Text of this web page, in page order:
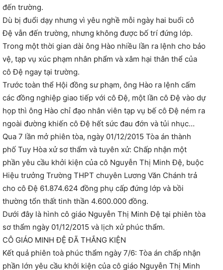
đến trường.
Dù bị đuổi dạy nhưng vì yêu nghề mỗi ngày hai buổi cô
Đệ vẫn đến trường, nhưng không được bố trí đứng lớp.
Trong một thời gian dài ông Hào nhiều lần ra lệnh cho bảo
vệ, tạp vụ xúc phạm nhân phẩm và xâm hại thân thể của
cô Đệ ngay tại trường.
Trước toàn thể Hội đồng sư phạm, ông Hào ra lệnh cấm
các đồng nghiệp giao tiếp với cô Đệ, một lần cô Đệ vào dự
họp thì ông Hào chỉ đạo nhân viên tạp vụ bế cô Đệ ném ra
ngoài đường khiến cô Đệ hết sức đau đớn và tủi nhục…
Qua 7 lần mở phiên tòa, ngày 01/12/2015 Tòa án thành
phố Tuy Hòa xử sơ thẩm và tuyên xử: Chấp nhận một
phần yêu cầu khởi kiện của cô Nguyễn Thị Minh Đệ, buộc
Hiệu trưởng Trường THPT chuyên Lương Văn Chánh trả
cho cô Đệ 61.874.624 đồng phụ cấp đứng lớp và bồi
thường tổn thất tinh thần 4.600.000 đồng.
Dưới đây là hình cô giáo Nguyễn Thị Minh Đệ tại phiên tòa
sơ thẩm ngày 01/12/2015 và lịch xử phúc thẩm.
CÔ GIÁO MINH ĐỆ ĐÃ THẮNG KIỆN
Kết quả phiên toà phúc thẩm ngày 7/6: Tòa án chấp nhận
phần lớn yêu cầu khởi kiện của cô giáo Nguyễn Thị Minh